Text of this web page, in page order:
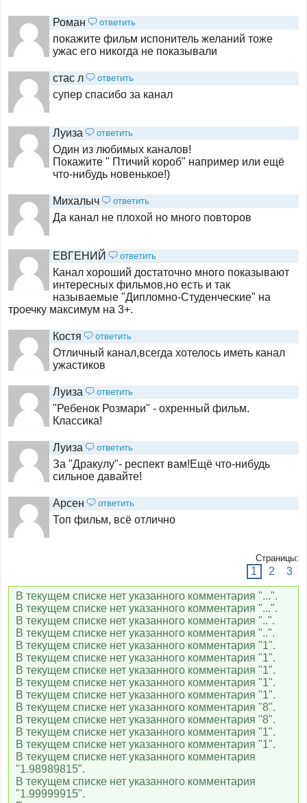
A2
Кинохит
Кинопремьера
Боец
КХЛ
Спорт 1
Спорт 2
Viasat Sport
Сетанта Спорт
2x2
Солнце
Nickelodeon
Уникум
Карусель
Роман ответить
покажите фильм испонитель желаний тоже
ужас его никогда не показывали
стас л ответить
супер спасибо за канал
Луиза ответить
Один из любимых каналов!
Покажите " Птичий короб" например или ещё
что-нибудь новенькое!)
Михалыч ответить
Да канал не плохой но много повторов
ЕВГЕНИЙ ответить
Канал хороший достаточно много показывают
интересных фильмов,но есть и так
называемые "Дипломно-Студенческие" на
троечку максимум на 3+.
Костя ответить
Отличный канал,всегда хотелось иметь канал
ужастиков
Луиза ответить
"Ребенок Розмари" - охренный фильм.
Классика!
Луиза ответить
За "Дракулу"- респект вам!Ещё что-нибудь
сильное давайте!
Арсен ответить
Топ фильм, всё отлично
Страницы:
1 2 3
В текущем списке нет указанного комментария "...".
В текущем списке нет указанного комментария "...".
В текущем списке нет указанного комментария "..".
В текущем списке нет указанного комментария "..".
В текущем списке нет указанного комментария "1".
В текущем списке нет указанного комментария "1".
В текущем списке нет указанного комментария "1".
В текущем списке нет указанного комментария "1".
В текущем списке нет указанного комментария "1".
В текущем списке нет указанного комментария "8".
В текущем списке нет указанного комментария "8".
В текущем списке нет указанного комментария "1".
В текущем списке нет указанного комментария "1".
В текущем списке нет указанного комментария
"1.98989815".
В текущем списке нет указанного комментария
"1.99999915".